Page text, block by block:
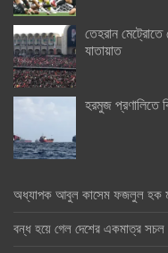
তেহরান মেট্রোতে
যাতায়াত
হরমুজ প্রণালিতে
অধ্যাপক আবুল কাসেম ফজলুল হক
বন্ধ হয়ে গেল দেশের একমাত্র সচল